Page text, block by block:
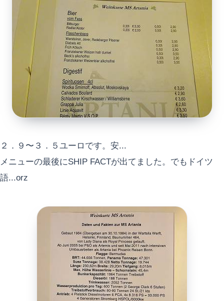
２．９〜３．５ユーロです。安...
メニューの最後にSHIP FACTが出てました。でもドイツ
語...orz